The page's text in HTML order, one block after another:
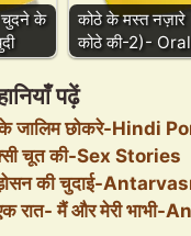
चुदने के
कोठे के मस्त नज़ारे
कोठे की-2)-
पढ़ें
के जालिम छोकरे-Hindi
चूत की-Sex Stories
की चुदाई-
एक रात- मैं और मेरी